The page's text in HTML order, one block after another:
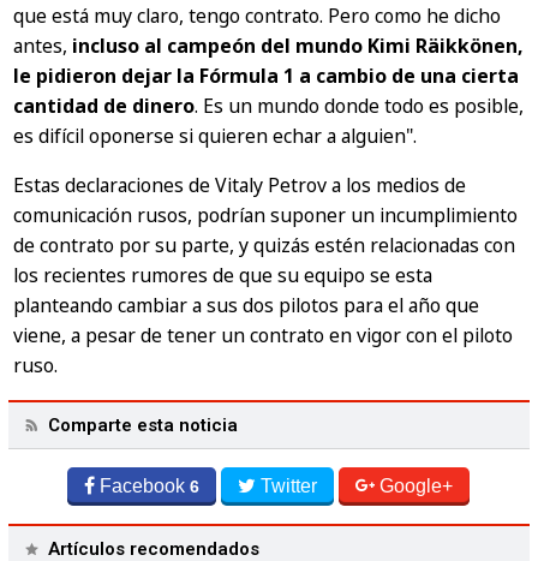
que está muy claro, tengo contrato. Pero como he dicho
antes, incluso al campeón del mundo Kimi Räikkönen,
le pidieron dejar la Fórmula 1 a cambio de una cierta
cantidad de dinero. Es un mundo donde todo es posible,
es difícil oponerse si quieren echar a alguien".
Estas declaraciones de Vitaly Petrov a los medios de
comunicación rusos, podrían suponer un incumplimiento
de contrato por su parte, y quizás estén relacionadas con
los recientes rumores de que su equipo se esta
planteando cambiar a sus dos pilotos para el año que
viene, a pesar de tener un contrato en vigor con el piloto
ruso.
Comparte esta noticia
Facebook6 Twitter Google+
Artículos recomendados